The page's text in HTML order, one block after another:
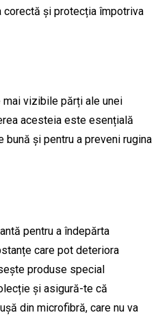
corectă și protecția împotriva
vizibile părți ale unei
acesteia este esențială
bună și pentru a preveni rugina
pentru a îndepărta
care pot deteriora
produse special
și asigură-te că
din microfibră, care nu va